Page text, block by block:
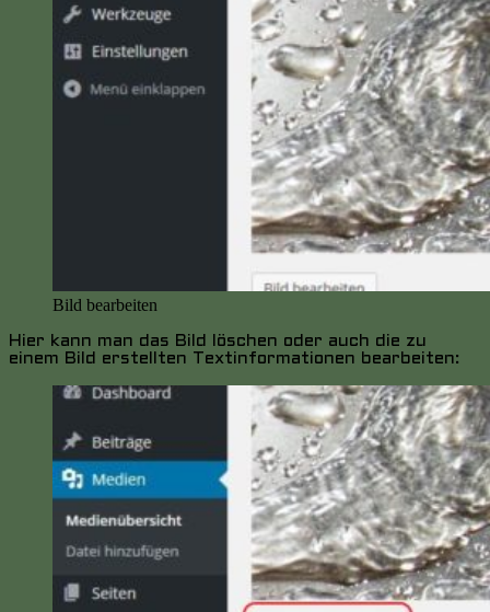
Bild bearbeiten
Hier kann man das Bild löschen oder auch die zu
einem Bild erstellten Textinformationen bearbeiten: